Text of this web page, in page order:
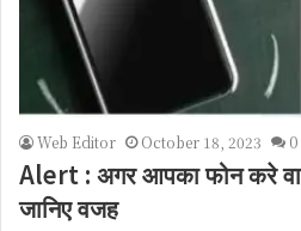
Web Editor October 18, 2023 0
Alert : अगर आपका फोन करे
जानिए वजह